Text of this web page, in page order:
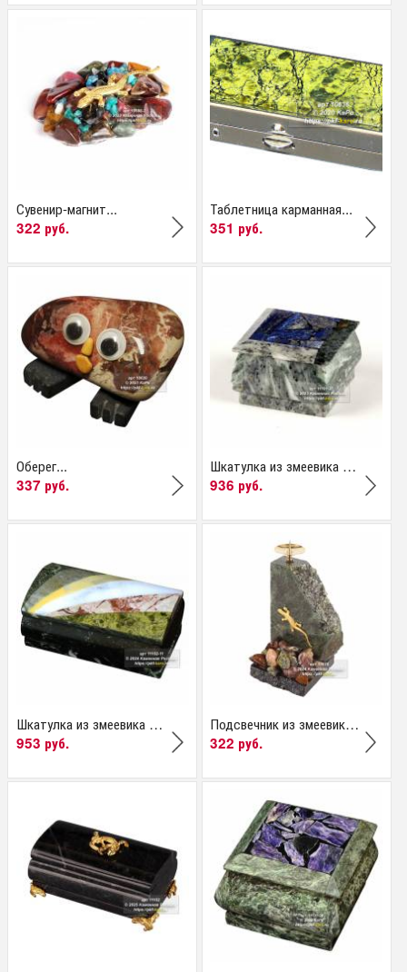
Сувенир-магнит...
322 руб.
Таблетница карманная...
351 руб.
Оберег...
337 руб.
Шкатулка из змеевика и...
936 руб.
Шкатулка из змеевика с...
953 руб.
Подсвечник из змеевика...
322 руб.